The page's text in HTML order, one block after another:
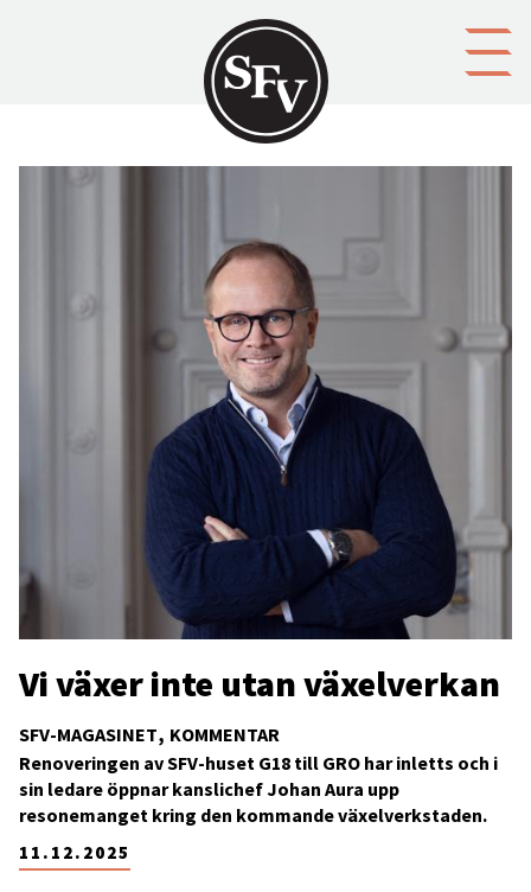
SFV-MAGASINET KOMMENTAR
Vi växer inte utan växelverkan
11.12.2025
Renoveringen av SFV-huset G18 till GRO har inletts och i
sin ledare öppnar kanslichef Johan Aura upp
resonemanget kring den kommande växelverkstaden.